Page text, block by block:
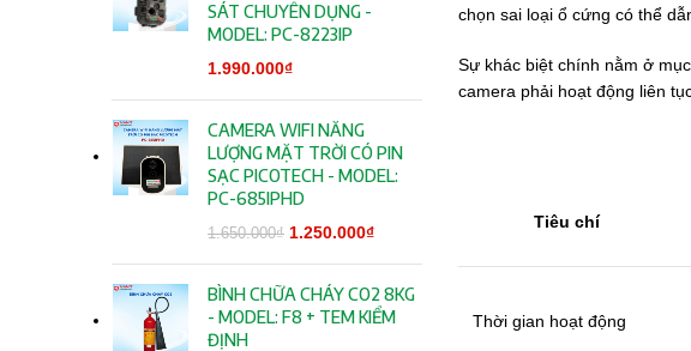
chọn sai loại ổ cứng có thể
Sự khác biệt chính nằm ở
camera phải hoạt động liên
Tiêu chí
Thời gian hoạt động
SÁT CHUYÊN DỤNG -
MODEL: PC-8223IP
1.990.000₫
CAMERA WIFI NĂNG
LƯỢNG MẶT TRỜI CÓ PIN
SẠC PICOTECH - MODEL:
PC-685IPHD
1.650.000₫ Giá gốc là:
1.250.000₫
1.250.000₫.
BÌNH CHỮA CHÁY CO2 8KG
- MODEL: F8 + TEM KIỂM
ĐỊNH